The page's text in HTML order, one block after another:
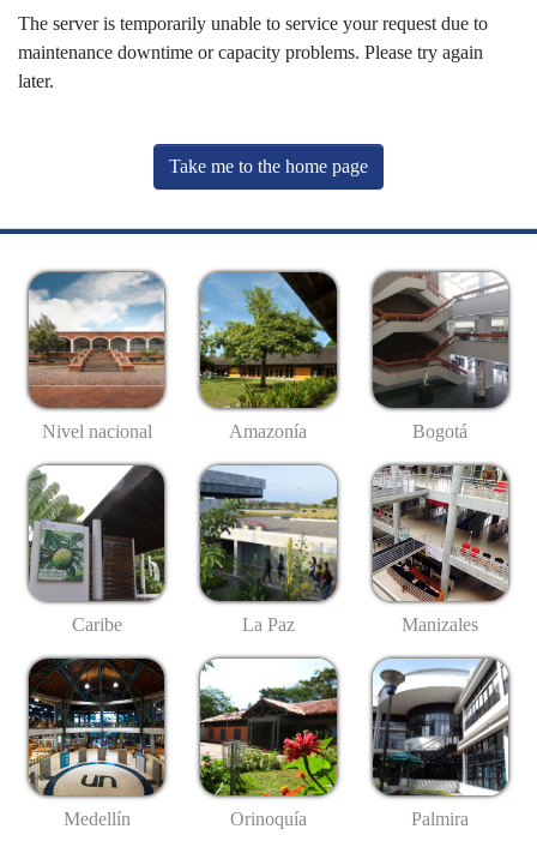
The server is temporarily unable to service your request due to
maintenance downtime or capacity problems. Please try again
later.
Take me to the home page
Nivel nacional Amazonía Bogotá
Caribe La Paz Manizales
Medellín Orinoquía Palmira